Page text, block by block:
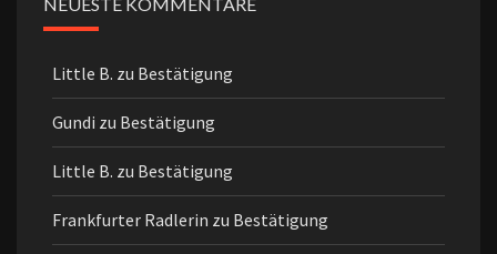
NEUESTE KOMMENTARE
Little B. zu Bestätigung
Gundi zu Bestätigung
Little B. zu Bestätigung
Frankfurter Radlerin zu Bestätigung